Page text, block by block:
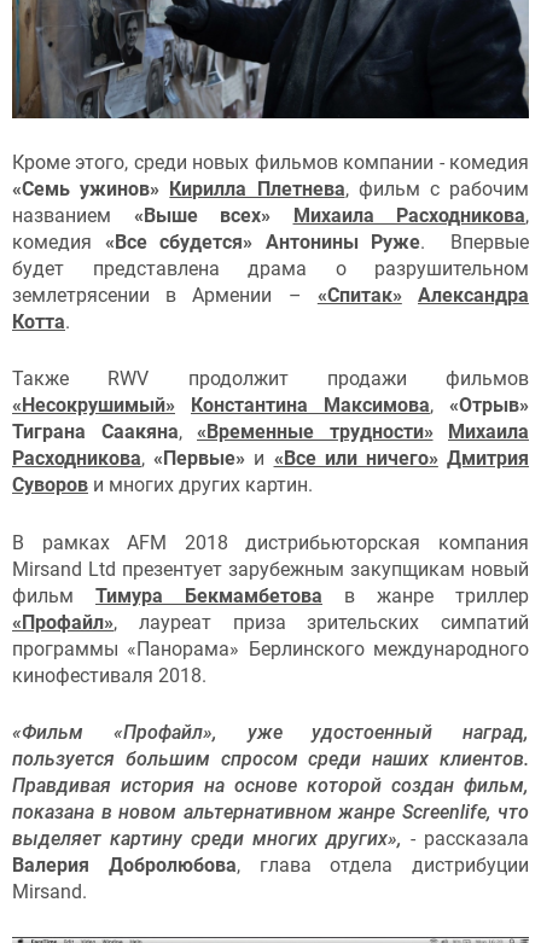
Кроме этого, среди новых фильмов компании - комедия
«Семь ужинов» Кирилла Плетнева, фильм с рабочим
названием «Выше всех» Михаила Расходникова,
комедия «Все сбудется» Антонины Руже. Впервые
будет представлена драма о разрушительном
землетрясении в Армении – «Спитак»
Александра
Котта.
Также RWV продолжит продажи фильмов
«Несокрушимый»
Константина Максимова, «Отрыв»
Тиграна Саакяна, «Временные трудности»
Михаила
Расходникова,«Первые» и «Все или ничего» Дмитрия
Суворов и многих других картин.
В рамках AFM 2018 дистрибьюторская компания
Mirsand Ltd презентует зарубежным закупщикам новый
фильм Тимура Бекмамбетова в жанре триллер
«Профайл», лауреат приза зрительских симпатий
программы «Панорама» Берлинского международного
кинофестиваля 2018.
«Фильм «Профайл», уже удостоенный наград,
пользуется большим спросом среди наших клиентов.
Правдивая история на основе которой создан фильм,
показана в новом альтернативном жанре Screenlife, что
выделяет картину среди многих других», - рассказала
Валерия Добролюбова, глава отдела дистрибуции
Mirsand.